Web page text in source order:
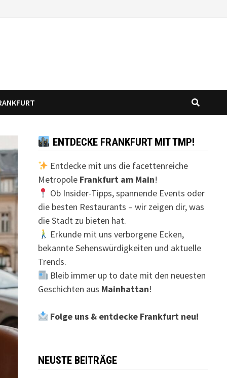
ENTDECKE FRANKFURT MIT TMP!
Entdecke mit uns die facettenreiche
Metropole Frankfurt am Main!
Ob Insider-Tipps, spannende Events oder
die besten Restaurants – wir zeigen dir, was
die Stadt zu bieten hat.
Erkunde mit uns verborgene Ecken,
bekannte Sehenswürdigkeiten und aktuelle
Trends.
Bleib immer up to date mit den neuesten
Geschichten aus Mainhattan!
Folge uns & entdecke Frankfurt neu!
NEUSTE BEITRÄGE